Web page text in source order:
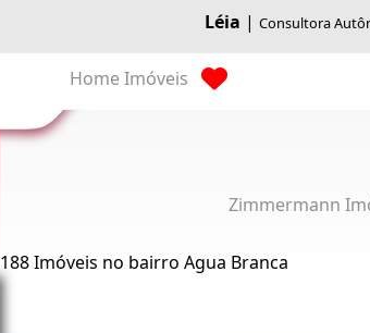
Léia | Consultora
Home Imóveis
Zimmermann
188 Imóveis no bairro Agua Branca